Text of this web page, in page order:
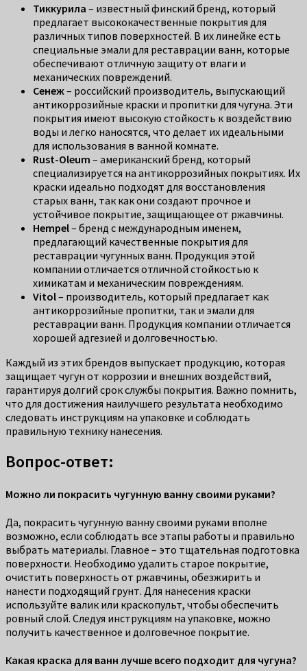
Тиккурила – известный финский бренд, который
предлагает высококачественные покрытия для
различных типов поверхностей. В их линейке есть
специальные эмали для реставрации ванн, которые
обеспечивают отличную защиту от влаги и
механических повреждений.
Сенеж– российский производитель, выпускающий
антикоррозийные краски и пропитки для чугуна. Эти
покрытия имеют высокую стойкость к воздействию
воды и легко наносятся, что делает их идеальными
для использования в ванной комнате.
Rust-Oleum – американский бренд, который
специализируется на антикоррозийных покрытиях. Их
краски идеально подходят для восстановления
старых ванн, так как они создают прочное и
устойчивое покрытие, защищающее от ржавчины.
Hempel– бренд с международным именем,
предлагающий качественные покрытия для
реставрации чугунных ванн. Продукция этой
компании отличается отличной стойкостью к
химикатам и механическим повреждениям.
Vitol– производитель, который предлагает как
антикоррозийные пропитки, так и эмали для
реставрации ванн. Продукция компании отличается
хорошей адгезией и долговечностью.
Каждый из этих брендов выпускает продукцию, которая
защищает чугун от коррозии и внешних воздействий,
гарантируя долгий срок службы покрытия. Важно помнить,
что для достижения наилучшего результата необходимо
следовать инструкциям на упаковке и соблюдать
правильную технику нанесения.
Вопрос-ответ:
Можно ли покрасить чугунную ванну своими руками?
Да, покрасить чугунную ванну своими руками вполне
возможно, если соблюдать все этапы работы и правильно
выбрать материалы. Главное – это тщательная подготовка
поверхности. Необходимо удалить старое покрытие,
очистить поверхность от ржавчины, обезжирить и
нанести подходящий грунт. Для нанесения краски
используйте валик или краскопульт, чтобы обеспечить
ровный слой. Следуя инструкциям на упаковке, можно
получить качественное и долговечное покрытие.
Какая краска для ванн лучше всего подходит для чугуна?